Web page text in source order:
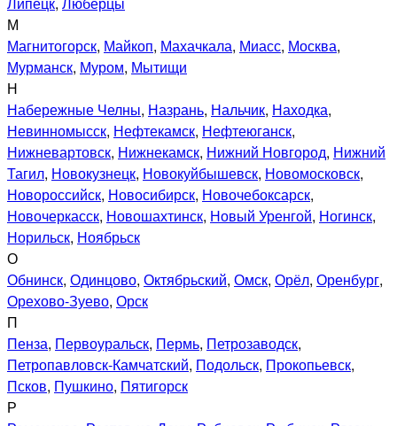
М
Магнитогорск, Майкоп, Махачкала, Миасс, Москва,
Мурманск, Муром, Мытищи
Н
Набережные Челны, Назрань, Нальчик, Находка,
Невинномысск, Нефтекамск, Нефтеюганск,
Нижневартовск, Нижнекамск, Нижний Новгород, Нижний
Тагил, Новокузнецк, Новокуйбышевск, Новомосковск,
Новороссийск, Новосибирск, Новочебоксарск,
Новочеркасск, Новошахтинск, Новый Уренгой, Ногинск,
Норильск, Ноябрьск
О
Обнинск, Одинцово, Октябрьский, Омск, Орёл, Оренбург,
Орехово-Зуево, Орск
П
Пенза, Первоуральск, Пермь, Петрозаводск,
Петропавловск-Камчатский, Подольск, Прокопьевск,
Псков, Пушкино, Пятигорск
Р